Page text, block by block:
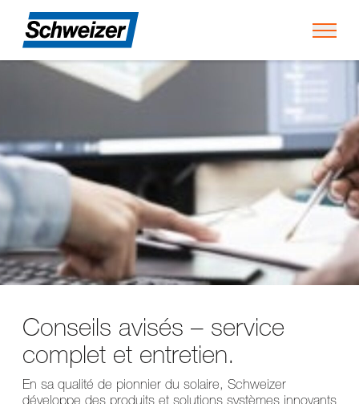
Conseils avisés – service
complet et entretien.
En sa qualité de pionnier du solaire, Schweizer